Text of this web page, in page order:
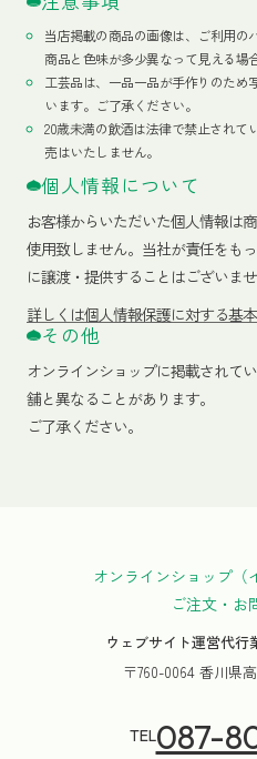
当店掲載の商品の画像は、ご利用の
商品と色味が多少異なって見える場
工芸品は、一品一品が手作りのため
います。ご了承ください。
20歳未満の飲酒は法律で禁止されて
売はいたしません。
個人情報について
お客様からいただいた個人情報は
使用致しません。当社が責任をも
に譲渡・提供することはございませ
詳しくは個人情報保護に対する基
その他
オンラインショップに掲載されて
舗と異なることがあります。
ご了承ください。
オンラインショップ（
ご注文・お
ウェブサイト運営代行
〒760-0064 香川県
TEL087-